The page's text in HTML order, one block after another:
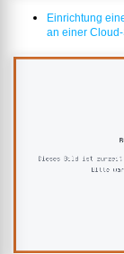
Einrichtung
an einer